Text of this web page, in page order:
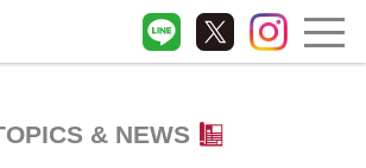
& NEWS